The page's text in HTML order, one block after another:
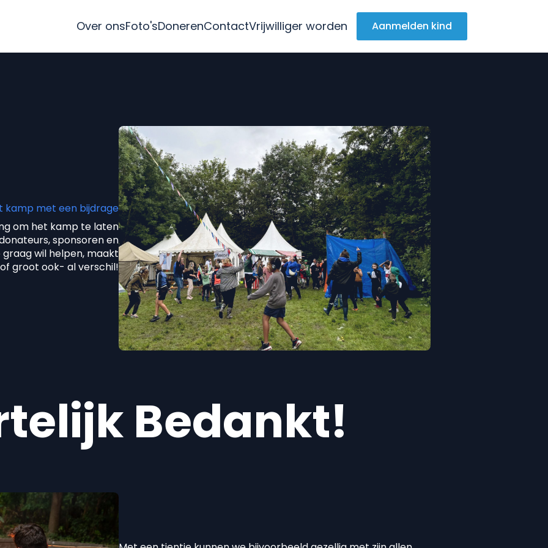
Over onsFoto'sDonerenContactVrijwilliger worden Aanmelden kind
kamp met een bijdrage
om het kamp te laten
sponsoren en
graag wil helpen, maakt
groot ook- al verschil!
Bedankt!